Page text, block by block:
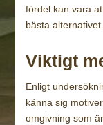
fördel kan vara
bästa alternativet.
Viktigt
Enligt
känna sig
omgivning som